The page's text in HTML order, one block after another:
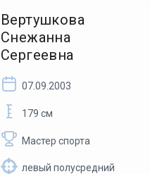
Вертушкова
Снежанна
Сергеевна
07.09.2003
179 см
Мастер спорта
левый полусредний